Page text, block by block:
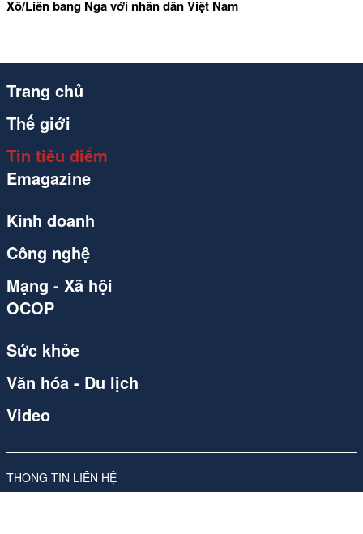
Xô/Liên bang Nga với nhân dân Việt Nam
THÔNG TIN LIÊN HỆ
Trang chủ
Thế giới
Tin tiêu điểm
Emagazine
Kinh doanh
Công nghệ
Mạng - Xã hội
OCOP
Sức khỏe
Văn hóa - Du lịch
Video